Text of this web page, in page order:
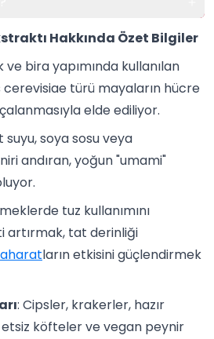
Hakkında Özet Bilgiler
ve bira yapımında kullanılan
türü mayaların hücre
elde ediliyor.
suyu, soya sosu veya
andıran, yoğun "umami"
tuz kullanımını
artırmak, tat derinliği
ların etkisini güçlendirmek
: Cipsler, krakerler, hazır
köfteler ve vegan peynir